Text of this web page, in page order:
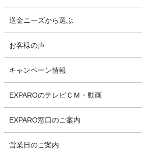
送金ニーズから選ぶ
お客様の声
キャンペーン情報
EXPAROのテレビＣＭ・動画
EXPARO窓口のご案内
営業日のご案内